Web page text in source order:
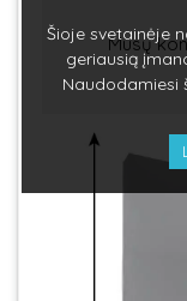
Mūsų
Šioje svetainėje
geriausią
Naudodamiesi